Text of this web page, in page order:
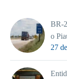
BR-
o
27